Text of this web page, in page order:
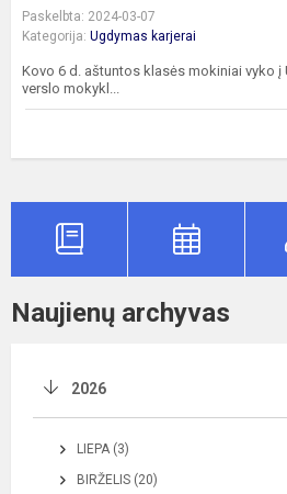
Paskelbta: 2024-03-07
Kategorija: Ugdymas karjerai
Kovo 6 d. aštuntos klasės mokiniai vyko
verslo mokykl...
Naujienų archyvas
2026
LIEPA (3)
BIRŽELIS (20)